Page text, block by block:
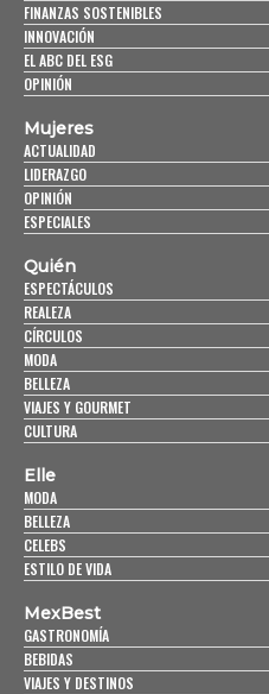
FINANZAS SOSTENIBLES
INNOVACIÓN
EL ABC DEL ESG
OPINIÓN
Mujeres
ACTUALIDAD
LIDERAZGO
OPINIÓN
ESPECIALES
Quién
ESPECTÁCULOS
REALEZA
CÍRCULOS
MODA
BELLEZA
VIAJES Y GOURMET
CULTURA
Elle
MODA
BELLEZA
CELEBS
ESTILO DE VIDA
MexBest
GASTRONOMÍA
BEBIDAS
VIAJES Y DESTINOS